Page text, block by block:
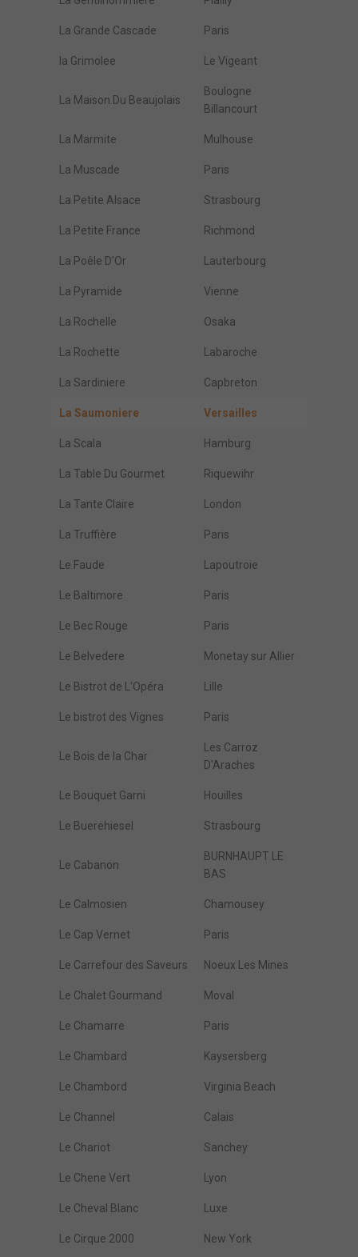
La Grande Cascade Paris
la Grimolee Le Vigeant
La Maison Du Beaujolais
Boulogne
Billancourt
La Marmite Mulhouse
La Muscade Paris
La Petite Alsace Strasbourg
La Petite France Richmond
La Poêle D'Or Lauterbourg
La Pyramide Vienne
La Rochelle Osaka
La Rochette Labaroche
La Sardiniere Capbreton
La Saumoniere Versailles
La Scala Hamburg
La Table Du Gourmet Riquewihr
La Tante Claire London
La Truffière Paris
Le Faude Lapoutroie
Le Baltimore Paris
Le Bec Rouge Paris
Le Belvedere Monetay sur Allier
Le Bistrot de L'Opéra Lille
Le bistrot des Vignes Paris
Le Bois de la Char
Les Carroz
D'Araches
Le Bouquet Garni Houilles
Le Buerehiesel Strasbourg
Le Cabanon
BURNHAUPT LE
BAS
Le Calmosien Chamousey
Le Cap Vernet Paris
Le Carrefour des Saveurs Noeux Les Mines
Le Chalet Gourmand Moval
Le Chamarre Paris
Le Chambard Kaysersberg
Le Chambord Virginia Beach
Le Channel Calais
Le Chariot Sanchey
Le Chene Vert Lyon
Le Cheval Blanc Luxe
Le Cirque 2000 New York